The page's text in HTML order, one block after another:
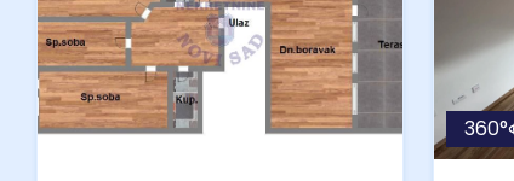
360°